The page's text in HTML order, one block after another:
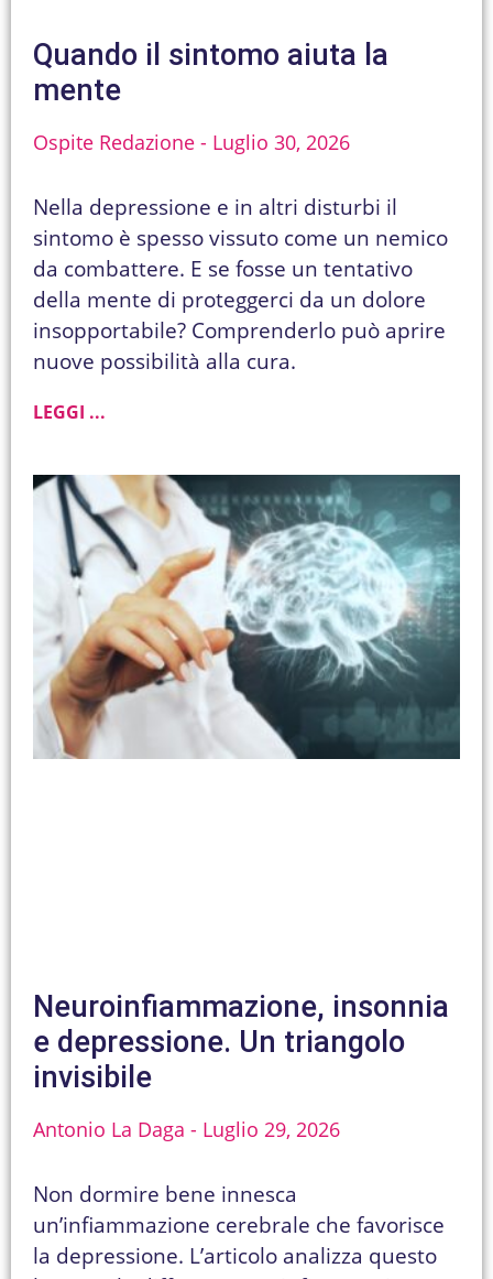
Quando il sintomo aiuta la
mente
Ospite Redazione Luglio 30, 2026
Nella depressione e in altri disturbi il
sintomo è spesso vissuto come un nemico
da combattere. E se fosse un tentativo
della mente di proteggerci da un dolore
insopportabile? Comprenderlo può aprire
nuove possibilità alla cura.
LEGGI ...
Neuroinfiammazione, insonnia
e depressione. Un triangolo
invisibile
Antonio La Daga Luglio 29, 2026
Non dormire bene innesca
un’infiammazione cerebrale che favorisce
la depressione. L’articolo analizza questo